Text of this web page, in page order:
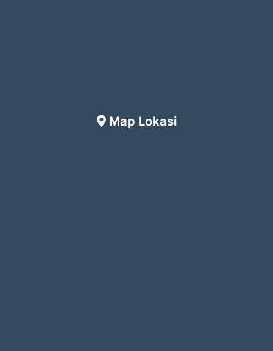
Map Lokasi